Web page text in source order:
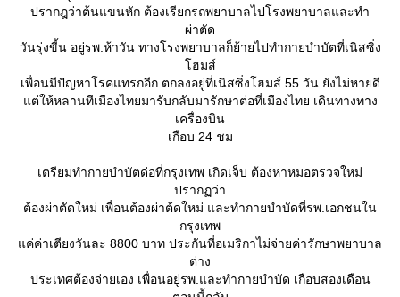
ปรากฎว่าต้นแขนหัก ต้องเรียกรถพยาบาลไปโรงพยาบาลและทำ
ผ่าตัด
วันรุ่งขี้น อยู่รพ.ห้าวัน ทางโรงพยาบาลก็ย้ายไปทำกายบำบัตที่เนิสซิ่ง
ฮมส์
เพื่อนมีปัญหาโรคแทรกอีก ตกลงอยู่ที่เนิสซิ่งโฮมส์ 55 วัน ยังไม่หายดี
ต่ให้หลานทีเมืองไทยมารับกลับมารักษาต่อที่เมืองไทย เดินทางทาง
เครื่องบิน
เกือบ 24 ชม
เตรียมทำกายบำบัตด่อที่กรุงเทพ เกิดเจ็บ ต้องหาหมอตรวจใหม่
ปรากฏว่า
ต้องผ่าตัดใหม่ เพื่อนต้องผ่าต้ดใหม่ และทำกายบำบัดที่รพ.เอกชนใน
กรุงเทพ
ค่ค่าเตียงวันละ 8800 บาท ประกันที่อเมริกาไม่จ่ายค่ารักษาพยาบาล
ต่าง
ประเทศต้องจ่ายเอง เพื่อนอยู่รพ.และทำกายบำบัด เกือบสองเดือน